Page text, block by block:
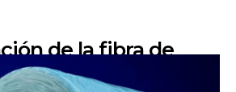
de la fibra de
tiempo